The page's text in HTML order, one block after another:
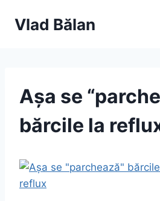
Vlad Bălan
Așa se
bărcile la